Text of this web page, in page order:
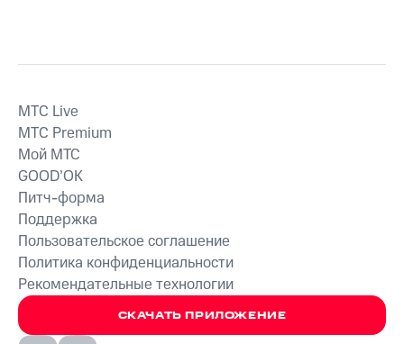
СКАЧАТЬ ПРИЛОЖЕНИЕ
MTС Live
MTС Premium
Мой МТС
GOOD’OK
Питч-форма
Поддержка
Пользовательское соглашение
Политика конфиденциальности
Рекомендательные технологии